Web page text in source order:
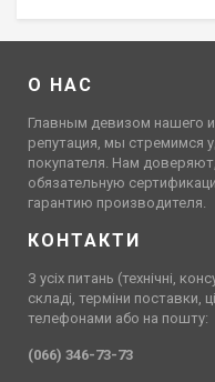
О НАС
Главным девизом нашего
репутация, мы стремимся
покупателя. Нам
обязательную
гарантию производителя.
КОНТАКТИ
З усіх питань (технічні,
складі, терміни поставки,
телефонами або на пошту:
(066) 346-73-73